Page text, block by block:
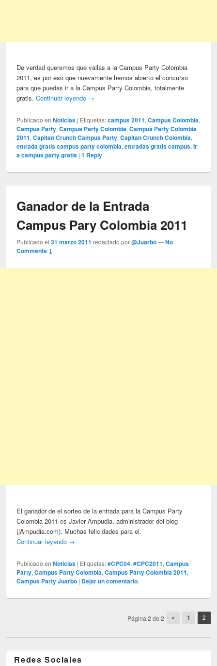
De verdad queremos que vallas a la Campus Party Colombia
2011, es por eso que nuevamente hemos abierto el concurso
para que puedas ir a la Campus Party Colombia, totalmente
gratis.Continuar leyendo →
Publicado en Noticias | Etiquetas: campus 2011,Campus Colombia,
Campus Party,Campus Party Colombia,Campus Party Colombia
2011,Capitan Crunch Campus Party,Capitan Crunch Colombia,
entrada gratis campus party colombia,entradas gratis campus,Ir
a campus party gratis |1 Reply
Ganador de la Entrada
Campus Pary Colombia 2011
Publicado el31 marzo 2011 redactado por@Juarbo —No
Comments ↓
El ganador de el sorteo de la entrada para la Campus Party
Colombia 2011 es Javier Ampudia, administrador del blog
(jAmpudia.com). Muchas felicidades para el.
Continuar leyendo →
Publicado en Noticias | Etiquetas: #CPC04,#CPC2011,Campus
Party,Campus Party Colombia,Campus Party Colombia 2011,
Campus Party Juarbo | Dejar un comentario.
Página 2 de 2 « 1 2
Redes Sociales